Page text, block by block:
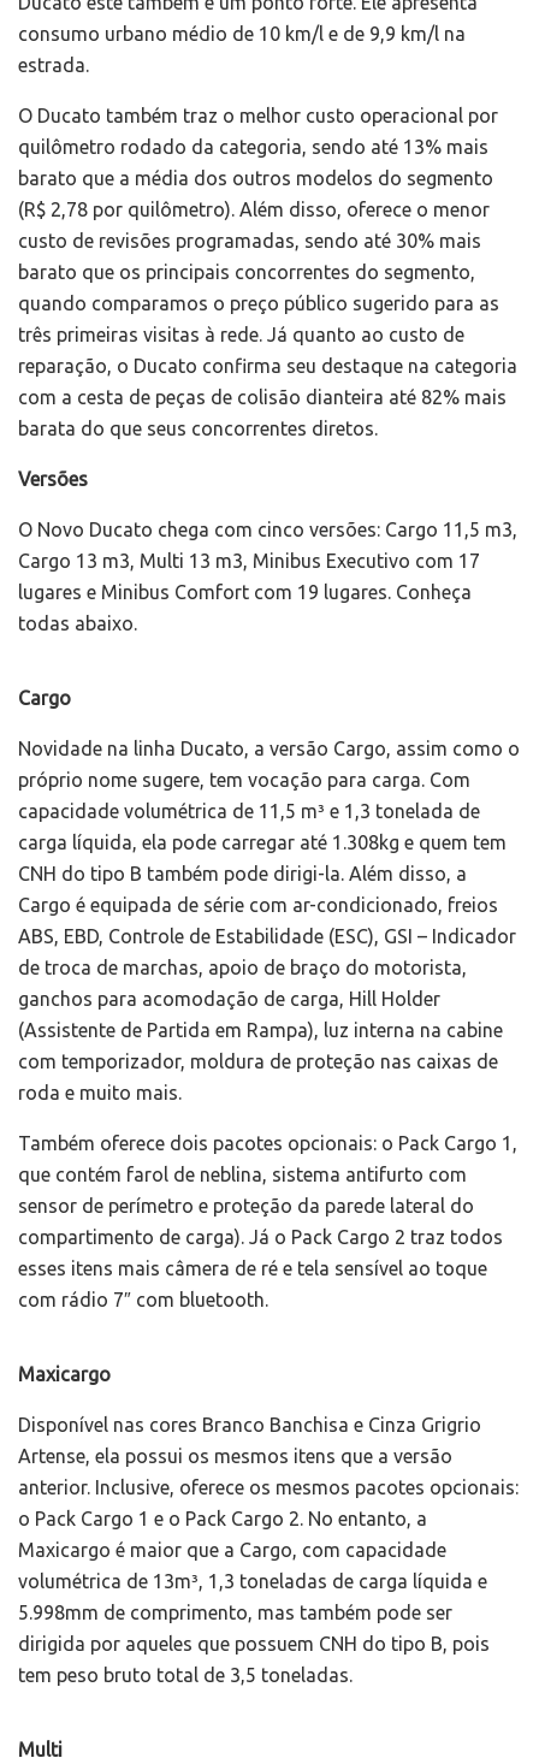
consumo urbano médio de 10 km/l e de 9,9 km/l na
estrada.
O Ducato também traz o melhor custo operacional por
quilômetro rodado da categoria, sendo até 13% mais
barato que a média dos outros modelos do segmento
(R$ 2,78 por quilômetro). Além disso, oferece o menor
custo de revisões programadas, sendo até 30% mais
barato que os principais concorrentes do segmento,
quando comparamos o preço público sugerido para as
três primeiras visitas à rede. Já quanto ao custo de
reparação, o Ducato confirma seu destaque na categoria
com a cesta de peças de colisão dianteira até 82% mais
barata do que seus concorrentes diretos.
Versões
O Novo Ducato chega com cinco versões: Cargo 11,5 m3,
Cargo 13 m3, Multi 13 m3, Minibus Executivo com 17
lugares e Minibus Comfort com 19 lugares. Conheça
todas abaixo.
Cargo
Novidade na linha Ducato, a versão Cargo, assim como o
próprio nome sugere, tem vocação para carga. Com
capacidade volumétrica de 11,5 m³ e 1,3 tonelada de
carga líquida, ela pode carregar até 1.308kg e quem tem
CNH do tipo B também pode dirigi-la. Além disso, a
Cargo é equipada de série com ar-condicionado, freios
ABS, EBD, Controle de Estabilidade (ESC), GSI – Indicador
de troca de marchas, apoio de braço do motorista,
ganchos para acomodação de carga, Hill Holder
(Assistente de Partida em Rampa), luz interna na cabine
com temporizador, moldura de proteção nas caixas de
roda e muito mais.
Também oferece dois pacotes opcionais: o Pack Cargo 1,
que contém farol de neblina, sistema antifurto com
sensor de perímetro e proteção da parede lateral do
compartimento de carga). Já o Pack Cargo 2 traz todos
esses itens mais câmera de ré e tela sensível ao toque
com rádio 7″ com bluetooth.
Maxicargo
Disponível nas cores Branco Banchisa e Cinza Grigrio
Artense, ela possui os mesmos itens que a versão
anterior. Inclusive, oferece os mesmos pacotes opcionais:
o Pack Cargo 1 e o Pack Cargo 2. No entanto, a
Maxicargo é maior que a Cargo, com capacidade
volumétrica de 13m³, 1,3 toneladas de carga líquida e
5.998mm de comprimento, mas também pode ser
dirigida por aqueles que possuem CNH do tipo B, pois
tem peso bruto total de 3,5 toneladas.
Multi